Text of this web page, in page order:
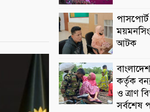
আটক
কর্তৃক
ও ত্রাণ
সর্বশেষ